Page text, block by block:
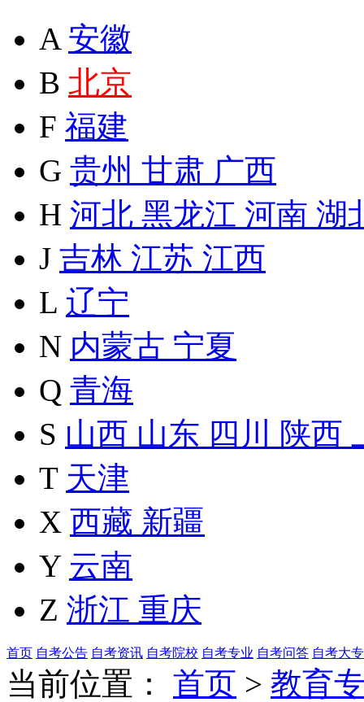
A 安徽
B 北京
F 福建
G 贵州 甘肃 广西
H 河北 黑龙江 河南 湖
J 吉林 江苏 江西
L 辽宁
N 内蒙古 宁夏
Q 青海
S 山西 山东 四川 陕西
T 天津
X 西藏 新疆
Y 云南
Z 浙江 重庆
首页 自考公告 自考资讯 自考院校 自考专业 自考问答 自考大专
当前位置： 首页 > 教育